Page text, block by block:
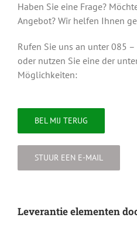
Haben Sie eine Frage?
Angebot? Wir helfen Ihnen
Rufen Sie uns an unter 085
oder nutzen Sie eine der
Möglichkeiten:
BEL MIJ TERUG
STUUR EEN E-MAIL
Leverantie elementen